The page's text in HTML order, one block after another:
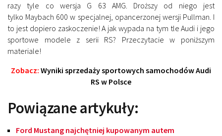
razy tyle co wersja G 63 AMG. Droższy od niego jest
tylko Maybach 600 w specjalnej, opancerzonej wersji Pullman. I
to jest dopiero zaskoczenie! A jak wypada na tym tle Audi i jego
sportowe modele z serii RS? Przeczytacie w poniższym
materiale!
Zobacz: Wyniki sprzedaży sportowych samochodów Audi
RS w Polsce
Powiązane artykuły:
Ford Mustang najchętniej kupowanym autem